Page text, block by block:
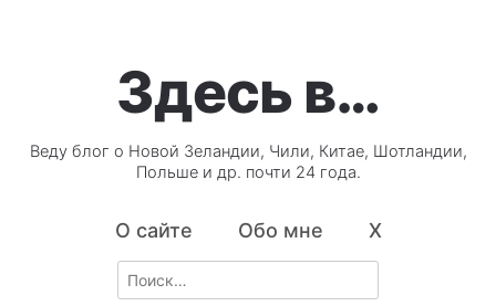
Здесь в…
Веду блог о Новой Зеландии, Чили, Китае, Шотландии,
Польше и др. почти 24 года.
О сайте Обо мне X
Search
for: